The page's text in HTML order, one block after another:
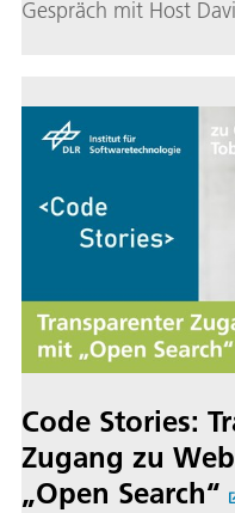
Gespräch mit Host
Code Stories:
Zugang zu
„Open Search“